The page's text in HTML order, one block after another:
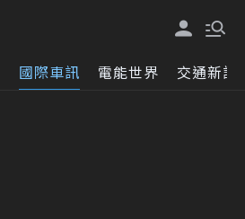
國際車訊 電能世界 交通新訊